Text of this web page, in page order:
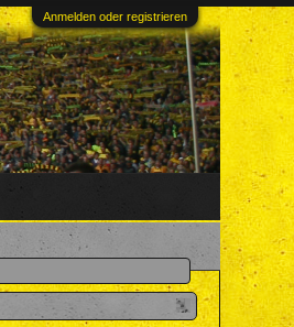
Anmelden oder registrieren